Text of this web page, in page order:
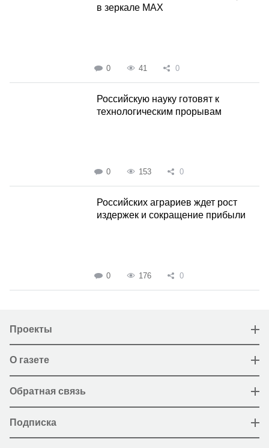
в зеркале MAX
0 41 0
Российскую науку готовят к
технологическим прорывам
0 153 0
Российских аграриев ждет рост
издержек и сокращение прибыли
0 176 0
Проекты
О газете
Обратная связь
Подписка